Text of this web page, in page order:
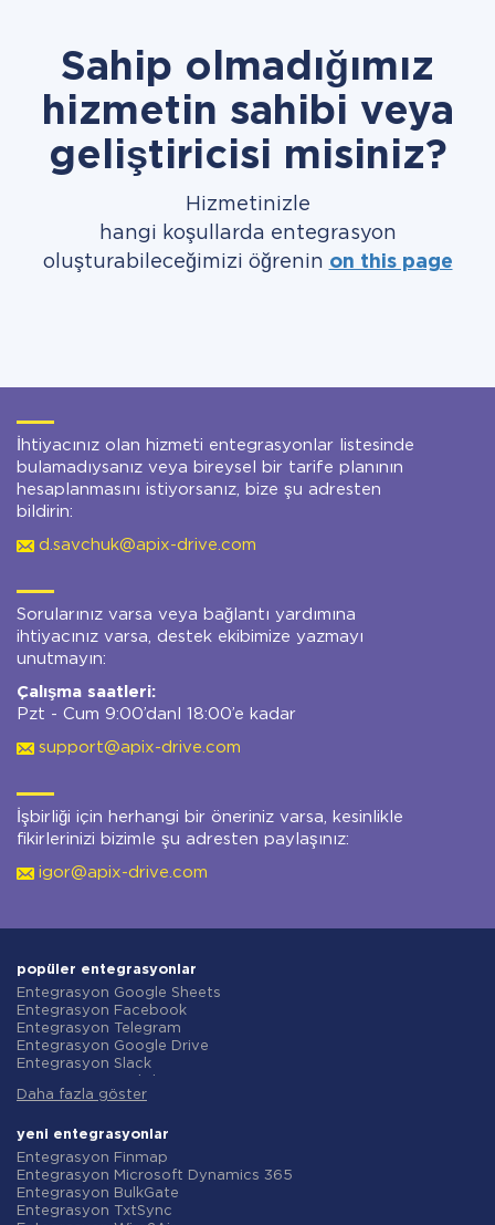
Sahip olmadığımız
hizmetin sahibi veya
geliştiricisi misiniz?
Hizmetinizle
hangi koşullarda entegrasyon
oluşturabileceğimizi öğrenin on this page
İhtiyacınız olan hizmeti entegrasyonlar listesinde
bulamadıysanız veya bireysel bir tarife planının
hesaplanmasını istiyorsanız, bize şu adresten
bildirin:
d.savchuk@apix-drive.com
Sorularınız varsa veya bağlantı yardımına
ihtiyacınız varsa, destek ekibimize yazmayı
unutmayın:
Çalışma saatleri:
Pzt - Cum 9:00’danl 18:00’e kadar
support@apix-drive.com
İşbirliği için herhangi bir öneriniz varsa, kesinlikle
fikirlerinizi bizimle şu adresten paylaşınız:
igor@apix-drive.com
popüler entegrasyonlar
Entegrasyon Google Sheets
Entegrasyon Facebook
Entegrasyon Telegram
Entegrasyon Google Drive
Entegrasyon Slack
Entegrasyon Gmail
Entegrasyon ClickUp
Entegrasyon Airtable
Entegrasyon Google Contacts
Entegrasyon OpenAI (ChatGPT)
Entegrasyon Instagram
Daha fazla göster
yeni entegrasyonlar
Entegrasyon Finmap
Entegrasyon Microsoft Dynamics 365
Entegrasyon BulkGate
Entegrasyon TxtSync